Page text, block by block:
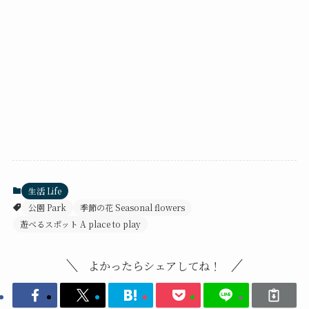
生活 Life
公園 Park
季節の花 Seasonal flowers
遊べるスポット A place to play
よかったらシェアしてね！